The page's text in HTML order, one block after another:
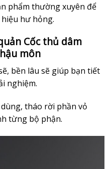
phẩm thường xuyên để
hư hỏng.
Cốc thủ dâm
môn
bền lâu sẽ giúp bạn tiết
nghiệm.
dùng, tháo rời phần vỏ
từng bộ phận.